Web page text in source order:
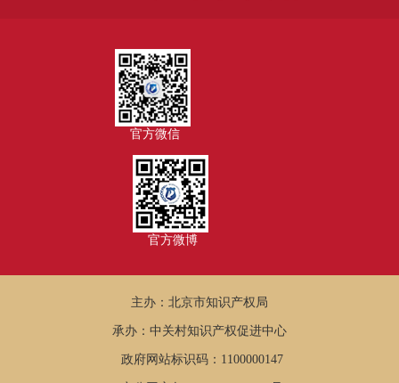
官方微信
官方微博
主办：北京市知识产权局
承办：中关村知识产权促进中心
政府网站标识码：1100000147